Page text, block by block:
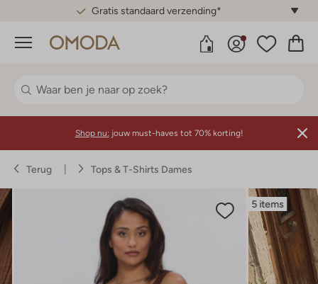
Gratis standaard verzending*
Menu
Shop nu: jouw must-haves tot 70% korting!
Terug Tops & T-Shirts Dames
5 items